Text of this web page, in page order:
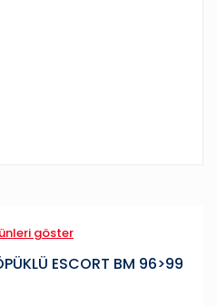
göster
ESCORT BM 96>99